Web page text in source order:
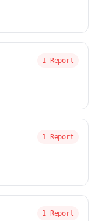
1 Report
1 Report
1 Report